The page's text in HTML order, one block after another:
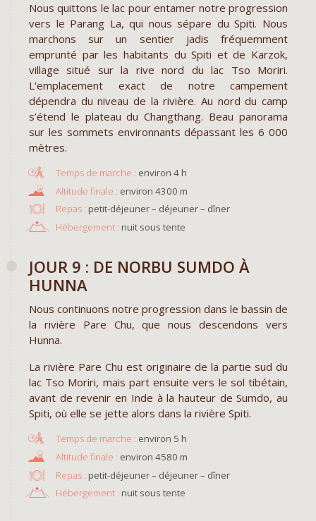
Nous quittons le lac pour entamer notre progression
vers le Parang La, qui nous sépare du Spiti. Nous
marchons sur un sentier jadis fréquemment
emprunté par les habitants du Spiti et de Karzok,
village situé sur la rive nord du lac Tso Moriri.
L'emplacement exact de notre campement
dépendra du niveau de la rivière. Au nord du camp
s’étend le plateau du Changthang. Beau panorama
sur les sommets environnants dépassant les 6 000
mètres.
environ 4 h
environ 4300 m
Repas : petit-déjeuner – déjeuner – dîner
Hébergement : nuit sous tente
JOUR 9 : DE NORBU SUMDO À
HUNNA
Nous continuons notre progression dans le bassin de
la rivière Pare Chu, que nous descendons vers
Hunna.
La rivière Pare Chu est originaire de la partie sud du
lac Tso Moriri, mais part ensuite vers le sol tibétain,
avant de revenir en Inde à la hauteur de Sumdo, au
Spiti, où elle se jette alors dans la rivière Spiti.
environ 5 h
environ 4580 m
Repas : petit-déjeuner – déjeuner – dîner
Hébergement : nuit sous tente